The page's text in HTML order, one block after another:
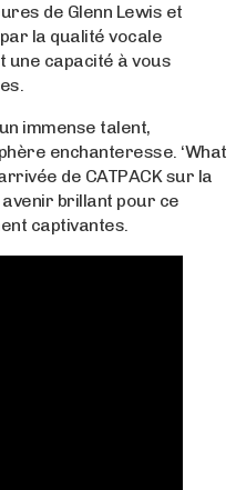
de Glenn Lewis et
la qualité vocale
une capacité à vous
immense talent,
enchanteresse. ‘What
de CATPACK sur la
brillant pour ce
captivantes.